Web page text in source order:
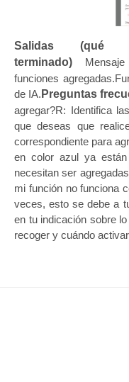
Salidas (qué
terminado)
funciones
de IA. Preguntas
agregar?R: Identifica
que deseas que
correspondiente para
en color azul ya
necesitan ser
mi función no funciona
veces, esto se debe a
en tu indicación sobre
recoger y cuándo